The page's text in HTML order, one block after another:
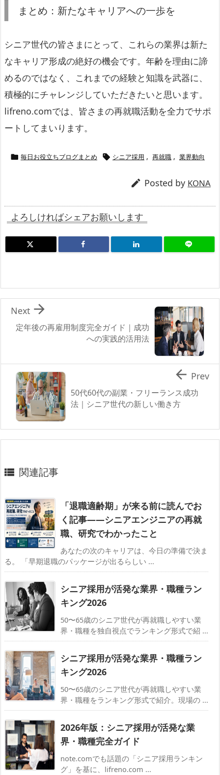
まとめ：新たなキャリアへの一歩を
シニア世代の皆さまにとって、これらの業界は新た
なキャリア形成の絶好の機会です。年齢を理由に諦
めるのではなく、これまでの経験と知識を武器に、
積極的にチャレンジしていただきたいと思います。
lifreno.comでは、皆さまの再就職活動を全力でサポ
ートしてまいります。
 毎日お役立ちブログまとめ  シニア採用 , 再就職 , 業界動向
 Posted by KONA
よろしければシェアお願いします
定年後の再雇用制度完全ガイド｜成功
への実践的活用法

Next
50代60代の副業・フリーランス成功
法｜シニア世代の新しい働き方
 Prev
 関連記事
「退職適齢期」が来る前に読んでお
く記事——シニアエンジニアの再就
職、研究でわかったこと
あなたの次のキャリアは、今日の準備で決ま
る。 「早期退職のパッケージが出るらしい ...
シニア採用が活発な業界・職種ラン
キング2026
50〜65歳のシニア世代が再就職しやすい業
界・職種を独自視点でランキング形式で紹 ...
シニア採用が活発な業界・職種ラン
キング2026
50〜65歳のシニア世代が再就職しやすい業
界・職種をランキング形式で紹介。現場の ...
2026年版：シニア採用が活発な業
界・職種完全ガイド
note.comでも話題の「シニア採用ランキン
グ」を基に、lifreno.com ...